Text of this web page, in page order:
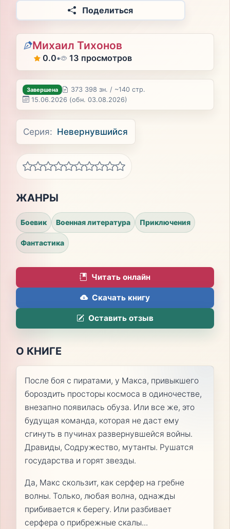
Поделиться
Михаил Тихонов
0.0• 13 просмотров
Завершена
373 398 зн. / ~140 стр.
15.06.2026 (обн. 03.08.2026)
Серия: Невернувшийся
ЖАНРЫ
Боевик Военная литература Приключения
Фантастика
Читать онлайн
Скачать книгу
Оставить отзыв
О КНИГЕ
После боя с пиратами, у Макса, привыкшего
бороздить просторы космоса в одиночестве,
внезапно появилась обуза. Или все же, это
будущая команда, которая не даст ему
сгинуть в пучинах развернувшейся войны.
Дравиды, Содружество, мутанты. Рушатся
государства и горят звезды.
Да, Макс скользит, как серфер на гребне
волны. Только, любая волна, однажды
прибивается к берегу. Или разбивает
серфера о прибрежные скалы...